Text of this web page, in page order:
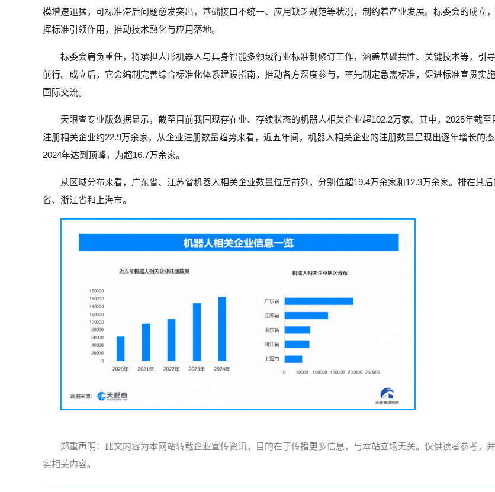
模增速迅猛，可标准滞后问题愈发突出，基础接口不统一、应用缺乏规范等状况，制约着产业发展。标委会的成立
挥标准引领作用，推动技术熟化与应用落地。
标委会肩负重任，将承担人形机器人与具身智能多领域行业标准制修订工作，涵盖基础共性、关键技术等，引
前行。成立后，它会编制完善综合标准化体系建设指南，推动各方深度参与，率先制定急需标准，促进标准宣贯实
国际交流。
天眼查专业版数据显示，截至目前我国现存在业、存续状态的机器人相关企业超102.2万家。其中，2025年截至
注册相关企业约22.9万余家，从企业注册数量趋势来看，近五年间，机器人相关企业的注册数量呈现出逐年增长的
2024年达到顶峰，为超16.7万余家。
从区域分布来看，广东省、江苏省机器人相关企业数量位居前列，分别位超19.4万余家和12.3万余家。排在其
省、浙江省和上海市。
郑重声明：此文内容为本网站转载企业宣传资讯，目的在于传播更多信息，与本站立场无关。仅供读者参考，
实相关内容。